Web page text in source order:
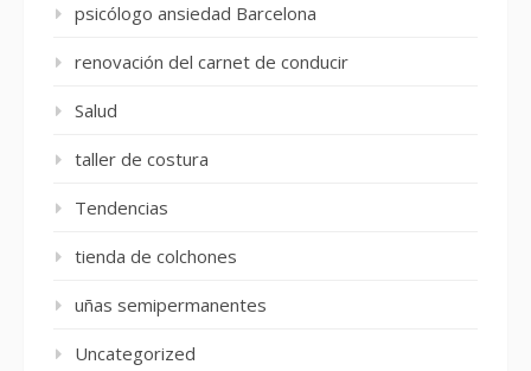
psicólogo ansiedad Barcelona
renovación del carnet de conducir
Salud
taller de costura
Tendencias
tienda de colchones
uñas semipermanentes
Uncategorized